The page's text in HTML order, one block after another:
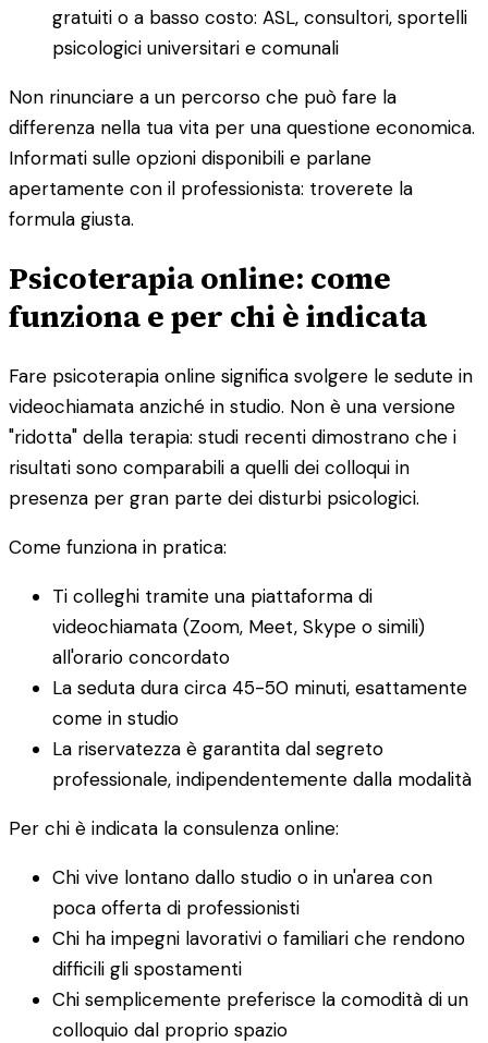
gratuiti o a basso costo: ASL, consultori, sportelli
psicologici universitari e comunali
Non rinunciare a un percorso che può fare la
differenza nella tua vita per una questione economica.
Informati sulle opzioni disponibili e parlane
apertamente con il professionista: troverete la
formula giusta.
Psicoterapia online: come
funziona e per chi è indicata
Fare psicoterapia online significa svolgere le sedute in
videochiamata anziché in studio. Non è una versione
"ridotta" della terapia: studi recenti dimostrano che i
risultati sono comparabili a quelli dei colloqui in
presenza per gran parte dei disturbi psicologici.
Come funziona in pratica:
Ti colleghi tramite una piattaforma di
videochiamata (Zoom, Meet, Skype o simili)
all'orario concordato
La seduta dura circa 45-50 minuti, esattamente
come in studio
La riservatezza è garantita dal segreto
professionale, indipendentemente dalla modalità
Per chi è indicata la consulenza online:
Chi vive lontano dallo studio o in un'area con
poca offerta di professionisti
Chi ha impegni lavorativi o familiari che rendono
difficili gli spostamenti
Chi semplicemente preferisce la comodità di un
colloquio dal proprio spazio